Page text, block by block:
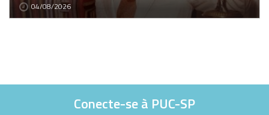
04/08/2026
Conecte-se à PUC-SP